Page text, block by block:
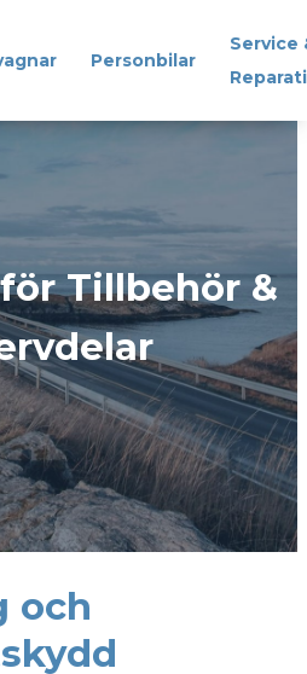
Tillbehör &
och
Personbilar
Service
& Reparation
& Tillbehör
Om oss
Kontakt